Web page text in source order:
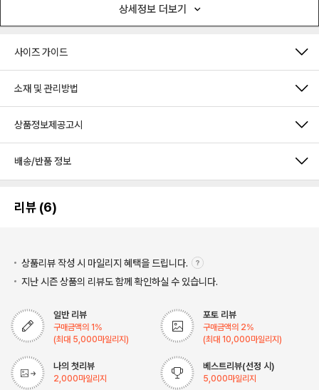
상세정보 더보기
사이즈 가이드
소재 및 관리방법
상품정보제공고시
배송/반품 정보
리뷰 (6)
상품리뷰 작성 시 마일리지 혜택을 드립니다.
지난 시즌 상품의 리뷰도 함께 확인하실 수 있습니다.
일반 리뷰
구매금액의 1 %
(최대 5,000마일리지)
포토 리뷰
구매금액의 2%
(최대 10,000마일리지)
나의 첫리뷰
2,000마일리지
베스트리뷰(선정 시)
5,000마일리지